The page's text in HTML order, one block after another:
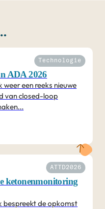
Technologie
ADA 2026
een reeks nieuwe
van closed-loop
ATTD2026
ketonenmonitoring
bespreekt de opkomst